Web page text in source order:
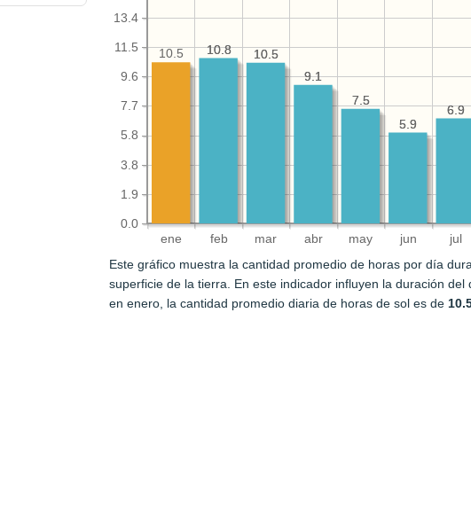
ene feb mar abr may jun jul
0.0
1.9
3.8
5.8
7.7
9.6
11.5
13.4
6.9
5.9
7.5
9.1
10.5
10.8
6.9
5.9
7.5
9.1
10.5
10.8
10.5
Este gráfico muestra la cantidad promedio de horas por día
superficie de la tierra. En este indicador influyen la duración
en enero, la cantidad promedio diaria de horas de sol es de